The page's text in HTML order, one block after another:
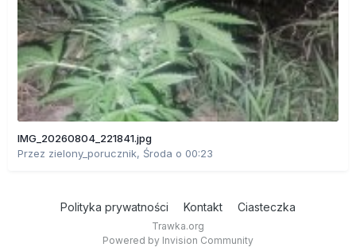
IMG_20260804_221841.jpg
Przez zielony_porucznik, Środa o 00:23
Polityka prywatności Kontakt Ciasteczka
Trawka.org
Powered by Invision Community